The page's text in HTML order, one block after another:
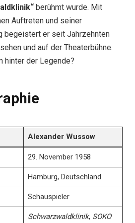
berühmt wurde. Mit
Auftreten und seiner
begeistert er seit Jahrzehnten
und auf der Theaterbühne.
hinter der Legende?
Alexander Wussow
29. November 1958
Hamburg, Deutschland
Schauspieler
Schwarzwaldklinik, SOKO